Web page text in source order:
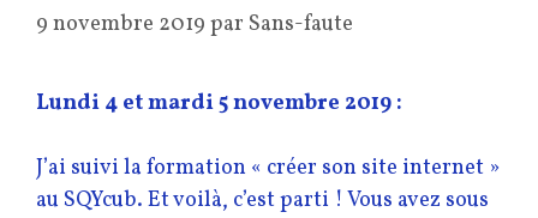
9 novembre 2019 par Sans-faute
Lundi 4 et mardi 5 novembre 2019 :
J’ai suivi la formation « créer son site internet »
au SQYcub. Et voilà, c’est parti ! Vous avez sous